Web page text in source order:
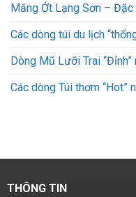
Măng Ớt Lạng Sơn – Đặc
Các dòng túi du lịch
Dòng Mũ Lưỡi Trai “Đỉnh”
Các dòng Túi thơm “Hot”
THÔNG TIN